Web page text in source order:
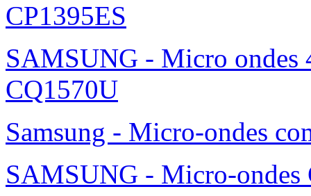
CP1395ES
SAMSUNG - Micro
CQ1570U
Samsung - Micro-ondes
SAMSUNG - Micro-ondes